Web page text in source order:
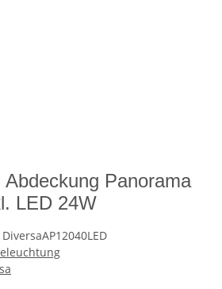
Abdeckung Panorama
LED 24W
DiversaAP12040LED